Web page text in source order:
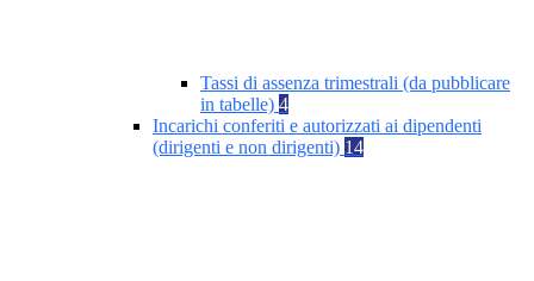
Tassi di assenza trimestrali (da pubblicare
in tabelle) 4
Incarichi conferiti e autorizzati ai dipendenti
(dirigenti e non dirigenti) 14